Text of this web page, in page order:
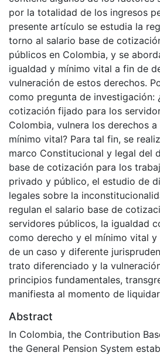
por la totalidad de los ingresos
presente artículo se estudia la
torno al salario base de
públicos en Colombia, y se
igualdad y mínimo vital a fin de
vulneración de estos derechos.
como pregunta de investigación:
cotización fijado para los
Colombia, vulnera los derechos
mínimo vital? Para tal fin, se
marco Constitucional y legal del
base de cotización para los
privado y público, el estudio de
legales sobre la
regulan el salario base de
servidores públicos, la igualdad
como derecho y el mínimo vital
de un caso y diferente
trato diferenciado y la
principios fundamentales,
manifiesta al momento de
Abstract
In Colombia, the Contribution
the General Pension System